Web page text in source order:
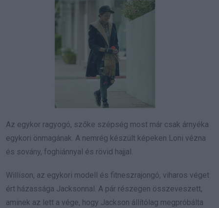
Az egykor ragyogó, szőke szépség most már csak árnyéka
egykori önmagának. A nemrég készült képeken Loni vézna
és sovány, foghiánnyal és rövid hajjal.
Willison, az egykori modell és fitneszrajongó, viharos véget
ért házassága Jacksonnal. A pár részegen összeveszett,
aminek az lett a vége, hogy Jackson állítólag megpróbálta